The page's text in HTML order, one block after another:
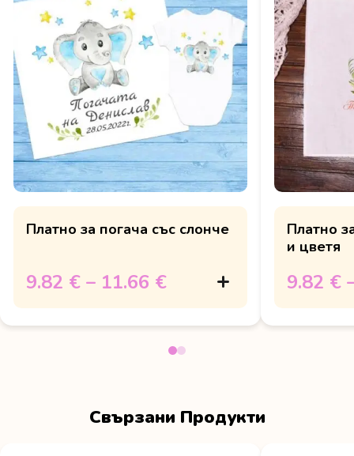
Платно за погача със слонче
9.82 € – 11.66 €
Платно
и цветя
9.82 €
Свързани Продукти